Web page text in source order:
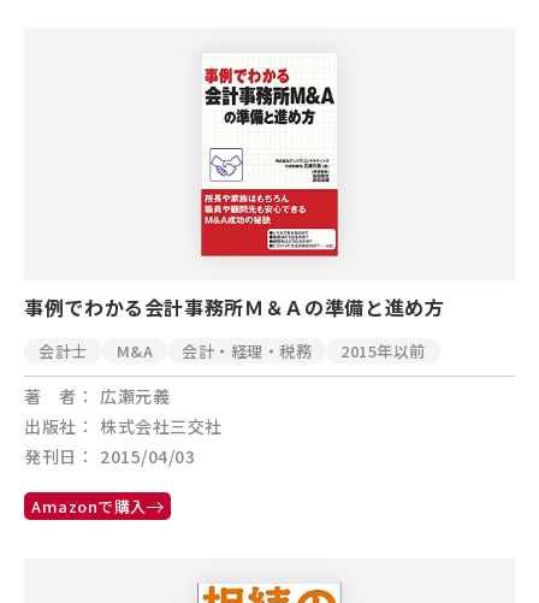
事例でわかる会計事務所Ｍ＆Ａの準備と進め方
会計士 M&A 会計・経理・税務 2015年以前
著 者
広瀬元義
出版社
株式会社三交社
発刊日
2015/04/03
Amazonで購入